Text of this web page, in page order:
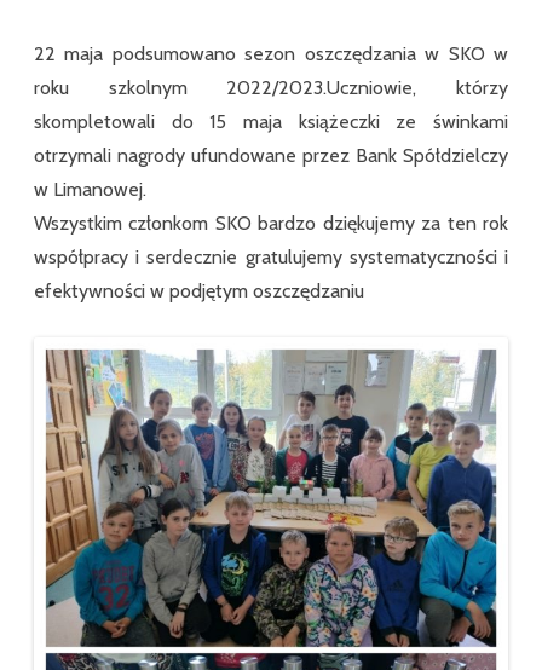
22 maja podsumowano sezon oszczędzania w SKO w
roku szkolnym 2022/2023.Uczniowie, którzy
skompletowali do 15 maja książeczki ze świnkami
otrzymali nagrody ufundowane przez Bank Spółdzielczy
w Limanowej.
Wszystkim członkom SKO bardzo dziękujemy za ten rok
współpracy i serdecznie gratulujemy systematyczności i
efektywności w podjętym oszczędzaniu